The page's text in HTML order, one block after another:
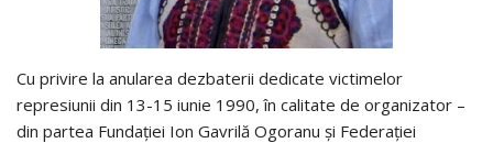
Cu privire la anularea dezbaterii dedicate victimelor
represiunii din 13-15 iunie 1990, în calitate de organizator –
din partea Fundaţiei Ion Gavrilă Ogoranu şi Federaţiei